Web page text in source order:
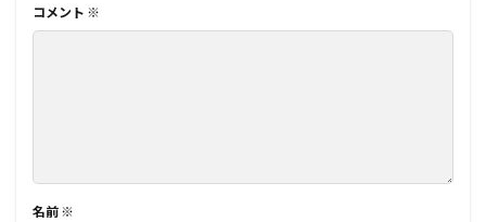
コメント ※
名前 ※